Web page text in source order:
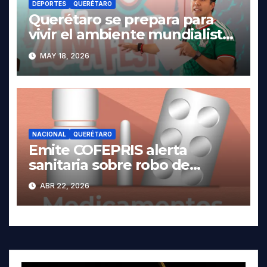
DEPORTES QUERÉTARO
Querétaro se prepara para
vivir el ambiente mundialista.
MAY 18, 2026
NACIONAL QUERÉTARO
Emite COFEPRIS alerta
sanitaria sobre robo de
medicamentos
ABR 22, 2026